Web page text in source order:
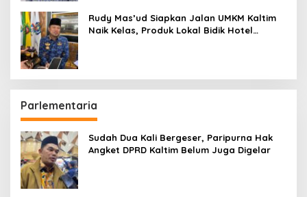
Rudy Mas’ud Siapkan Jalan UMKM Kaltim
Naik Kelas, Produk Lokal Bidik Hotel
Parlementaria
Sudah Dua Kali Bergeser, Paripurna Hak
Angket DPRD Kaltim Belum Juga Digelar